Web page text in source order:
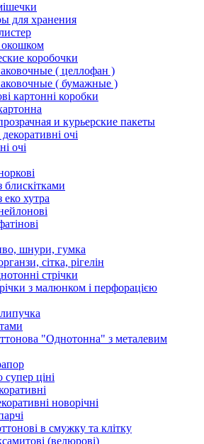
для хранения
коробочки
( целлофан )
( бумажные )
картонні коробки
и курьерские пакеты
очі
очі
хутра
шнури, гумка
сітка, рігелін
стрічки
з малюнком і перфорацією
"Однотонна" з металевим
ціні
новорічні
в смужку та клітку
(велюрові)